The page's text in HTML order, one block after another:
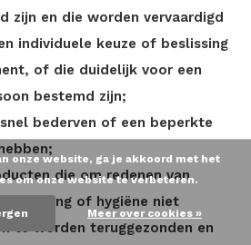
zijn en die worden vervaardigd
individuele keuze of beslissing
of die duidelijk voor een
bestemd zijn;
bederven of een beperkte
die om redenen van
of hygiëne niet
te worden teruggezonden en
onze website, ga je akkoord met het
om onze website te verbeteren.
Meer over cookies »